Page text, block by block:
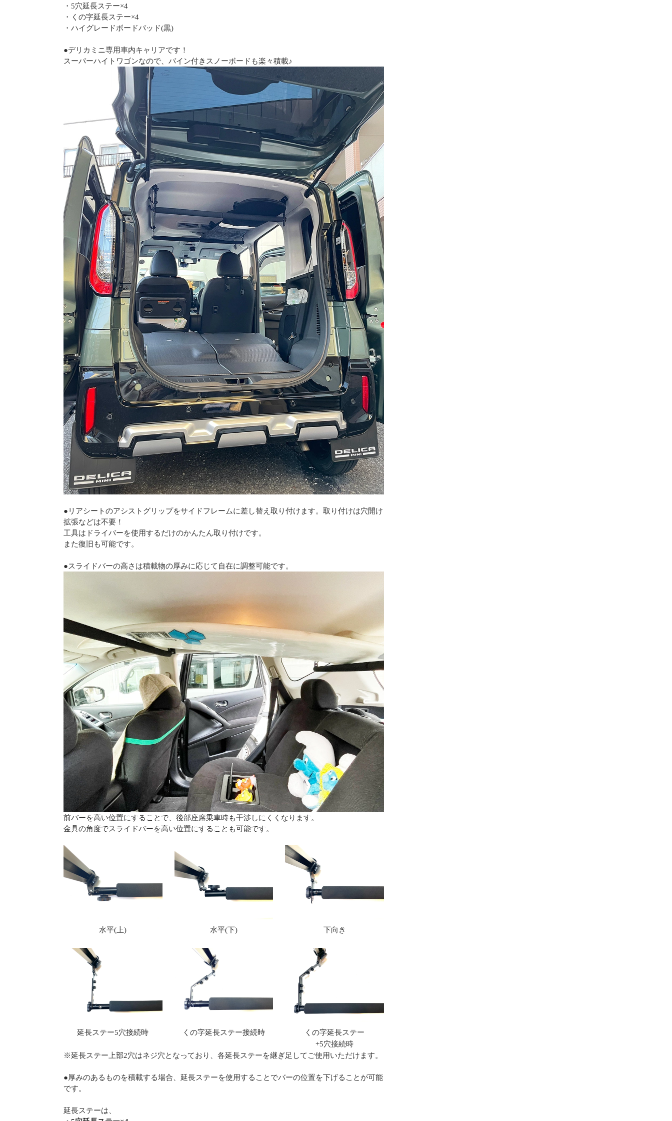
・5穴延長ステー×4
・くの字延長ステー×4
・ハイグレードボードパッド(黒)
●デリカミニ専用車内キャリアです！
スーパーハイトワゴンなので、バイン付きスノーボードも楽々積載♪
●リアシートのアシストグリップをサイドフレームに差し替え取り付けます。取り付けは穴開け
拡張などは不要！
工具はドライバーを使用するだけのかんたん取り付けです。
また復旧も可能です。
●スライドバーの高さは積載物の厚みに応じて自在に調整可能です。
前バーを高い位置にすることで、後部座席乗車時も干渉しにくくなります。
金具の角度でスライドバーを高い位置にすることも可能です。
水平(上) 水平(下) 下向き
延長ステー5穴接続時 くの字延長ステー接続時
くの字延長ステー
+5穴接続時
※延長ステー上部2穴はネジ穴となっており、各延長ステーを継ぎ足してご使用いただけます。
●厚みのあるものを積載する場合、延長ステーを使用することでバーの位置を下げることが可能
です。
延長ステーは、